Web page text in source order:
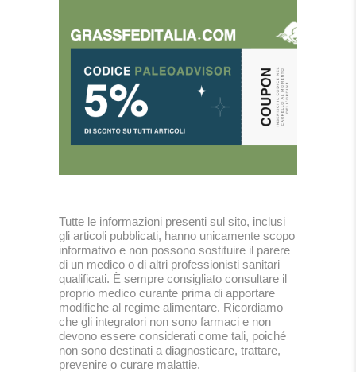
Tutte le informazioni presenti sul sito, inclusi
gli articoli pubblicati, hanno unicamente scopo
informativo e non possono sostituire il parere
di un medico o di altri professionisti sanitari
qualificati. È sempre consigliato consultare il
proprio medico curante prima di apportare
modifiche al regime alimentare. Ricordiamo
che gli integratori non sono farmaci e non
devono essere considerati come tali, poiché
non sono destinati a diagnosticare, trattare,
prevenire o curare malattie.